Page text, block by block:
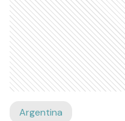
Argentina